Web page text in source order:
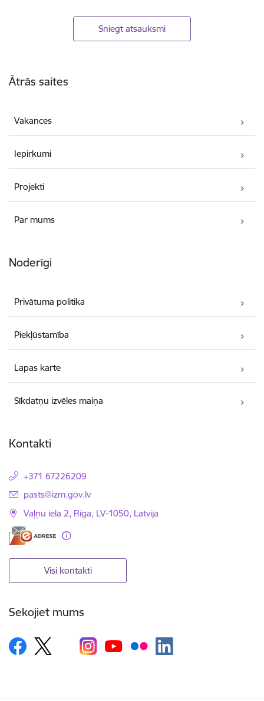
Sniegt atsauksmi
Ātrās saites
Vakances
Iepirkumi
Projekti
Par mums
Noderīgi
Privātuma politika
Piekļūstamība
Lapas karte
Sīkdatņu izvēles maiņa
Kontakti
+371 67226209
E-pasts:
pasts@izm.gov.lv
Vaļņu iela 2, Rīga, LV-1050, Latvija
Visi kontakti
Sekojiet mums